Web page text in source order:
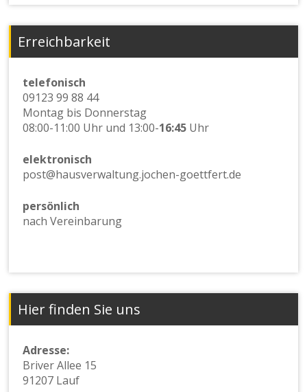
Erreichbarkeit
telefonisch
09123 99 88 44
Montag bis Donnerstag
08:00-11:00 Uhr und 13:00-16:45 Uhr
elektronisch
post@hausverwaltung.jochen-goettfert.de
persönlich
nach Vereinbarung
Hier finden Sie uns
Adresse:
Briver Allee 15
91207 Lauf